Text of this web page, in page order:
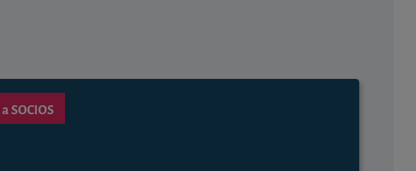
SOCIOS